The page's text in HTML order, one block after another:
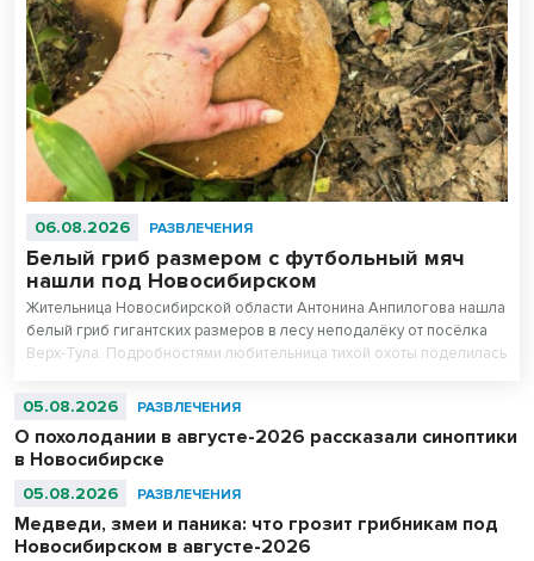
06.08.2026 РАЗВЛЕЧЕНИЯ
Белый гриб размером с футбольный мяч
нашли под Новосибирском
Жительница Новосибирской области Антонина Анпилогова нашла
белый гриб гигантских размеров в лесу неподалёку от посёлка
Верх-Тула. Подробностями любительница тихой охоты поделилась
05.08.2026 РАЗВЛЕЧЕНИЯ
О похолодании в августе-2026 рассказали синоптики
в Новосибирске
05.08.2026 РАЗВЛЕЧЕНИЯ
Медведи, змеи и паника: что грозит грибникам под
Новосибирском в августе-2026